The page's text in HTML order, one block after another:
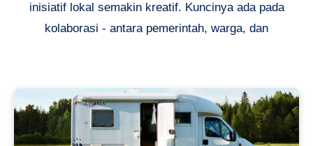
inisiatif lokal semakin kreatif. Kuncinya ada pada
kolaborasi - antara pemerintah, warga, dan